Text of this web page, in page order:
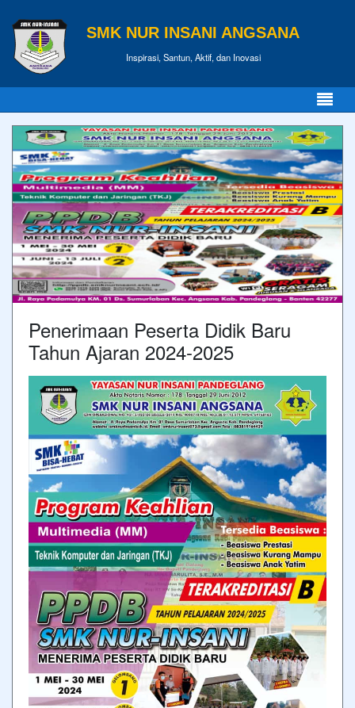
SMK NUR INSANI ANGSANA
Inspirasi, Santun, Aktif, dan Inovasi
Penerimaan Peserta Didik Baru
Tahun Ajaran 2024-2025